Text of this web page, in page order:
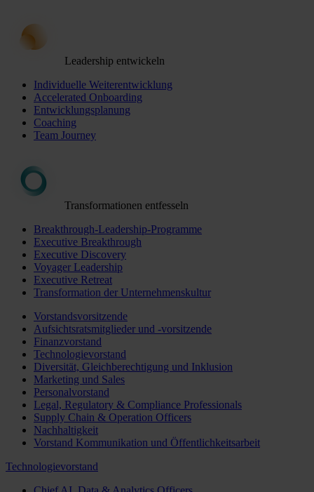
Leadership entwickeln
Individuelle Weiterentwicklung
Accelerated Onboarding
Entwicklungsplanung
Coaching
Team Journey
Transformationen entfesseln
Breakthrough-Leadership-Programme
Executive Breakthrough
Executive Discovery
Voyager Leadership
Executive Retreat
Transformation der Unternehmenskultur
Vorstandsvorsitzende
Aufsichtsratsmitglieder und -vorsitzende
Finanzvorstand
Technologievorstand
Diversität, Gleichberechtigung und Inklusion
Marketing und Sales
Personalvorstand
Legal, Regulatory & Compliance Professionals
Supply Chain & Operation Officers
Nachhaltigkeit
Vorstand Kommunikation und Öffentlichkeitsarbeit
Technologievorstand